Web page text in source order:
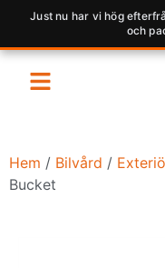
Just nu har vi hög
och
Hem / Bilvård /
Bucket